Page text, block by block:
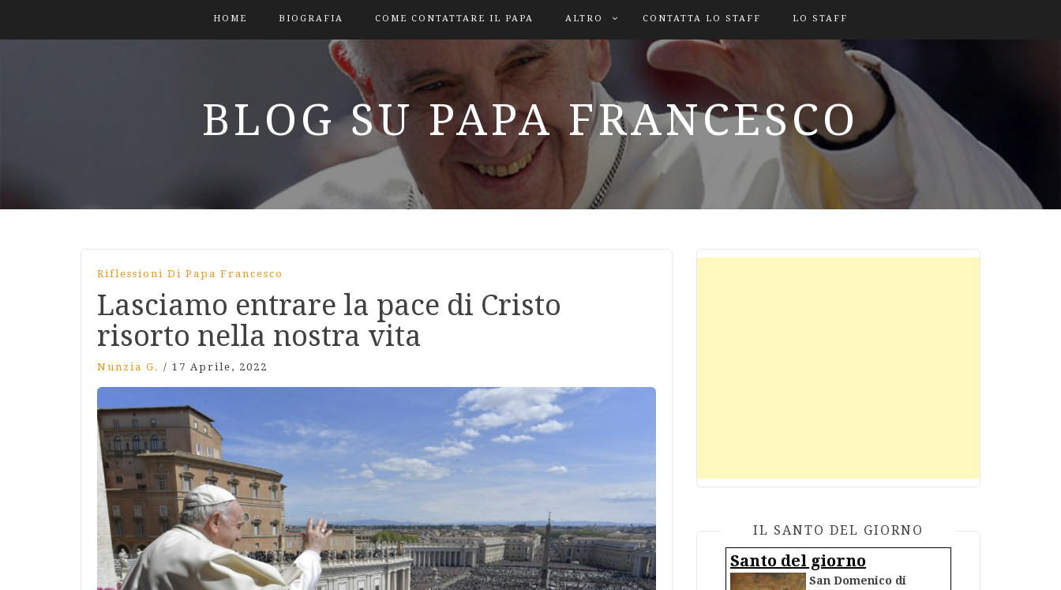
HOME BIOGRAFIA COME CONTATTARE IL PAPA ALTRO CONTATTA LO STAFF LO STAFF
BLOG SU PAPA FRANCESCO
Riflessioni Di Papa Francesco
Lasciamo entrare la pace di Cristo
risorto nella nostra vita
Nunzia G. / 17 Aprile, 2022
IL SANTO DEL GIORNO
Santo del giorno
San Domenico di